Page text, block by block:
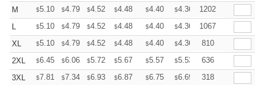
M
$5.10 $4.79 $4.52 $4.48 $4.40 $4.36 +
1202
L
$5.10 $4.79 $4.52 $4.48 $4.40 $4.36 +
1067
XL
$5.10 $4.79 $4.52 $4.48 $4.40 $4.36 +
810
2XL
$6.45 $6.06 $5.72 $5.67 $5.57 $5.53 +
636
3XL
$7.81 $7.34 $6.93 $6.87 $6.75 $6.69 +
318